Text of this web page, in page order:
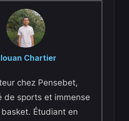
Chartier
chez Pensebet,
de sports et immense
Étudiant en